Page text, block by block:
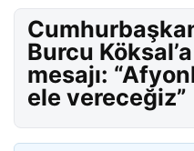
Burcu
mesajı:
ele vereceğiz”